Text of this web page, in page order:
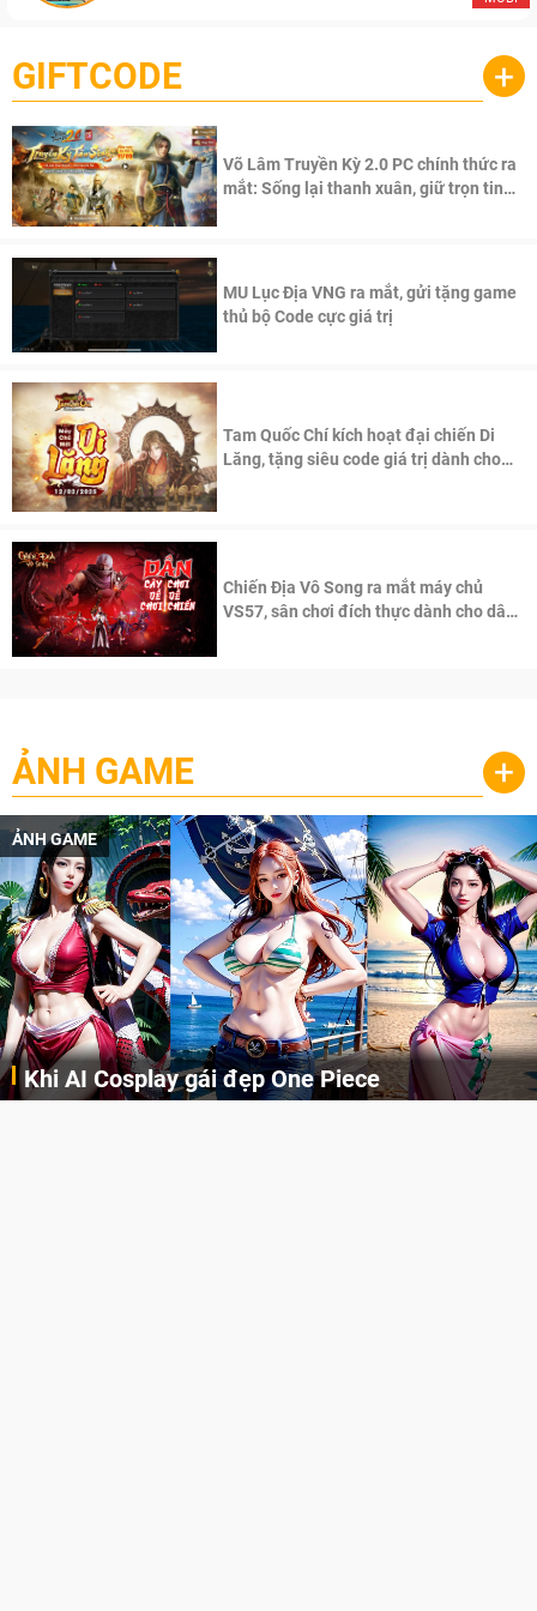
GIFTCODE +
Võ Lâm Truyền Kỳ 2.0 PC chính thức ra
mắt: Sống lại thanh xuân, giữ trọn tinh
MU Lục Địa VNG ra mắt, gửi tặng game
thủ bộ Code cực giá trị
Tam Quốc Chí kích hoạt đại chiến Di
Lăng, tặng siêu code giá trị dành cho
Chiến Địa Vô Song ra mắt máy chủ
VS57, sân chơi đích thực dành cho dân
ẢNH GAME +
ẢNH GAME
Khi AI Cosplay gái đẹp One Piece